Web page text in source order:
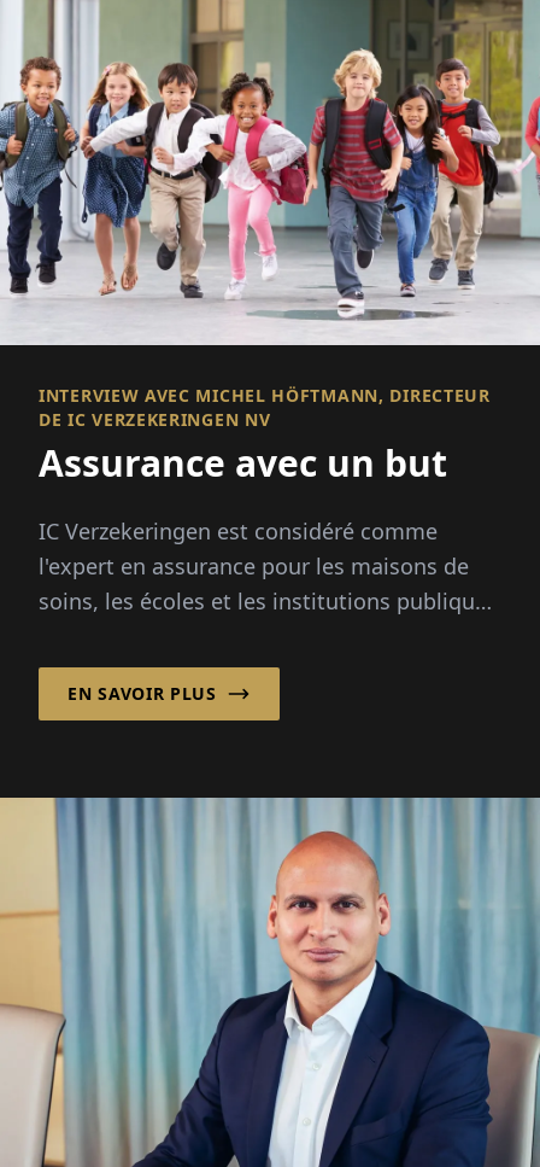
INTERVIEW AVEC MICHEL HÖFTMANN, DIRECTEUR
DE IC VERZEKERINGEN NV
Assurance avec un but
IC Verzekeringen est considéré comme
l'expert en assurance pour les maisons de
soins, les écoles et les institutions publiques
EN SAVOIR PLUS